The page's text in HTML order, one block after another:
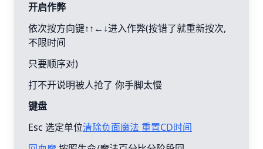
开启作弊
依次按方向键↑↑←↓进入作弊(按错了就重新按次,
不限时间
只要顺序对)
打不开说明被人抢了 你手脚太慢
键盘
Esc 选定单位清除负面魔法 重置CD时间